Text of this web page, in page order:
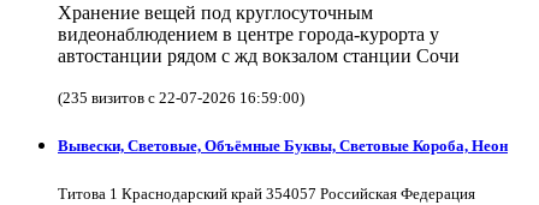
Хранение вещей под круглосуточным
видеонаблюдением в центре города-курорта у
автостанции рядом с жд вокзалом станции Сочи
(235 визитов с 22-07-2026 16:59:00)
Вывески, Световые, Объёмные Буквы, Световые Короба, Неон
Титова 1 Краснодарский край 354057 Российская Федерация